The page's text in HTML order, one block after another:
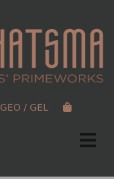
GEO / GEL